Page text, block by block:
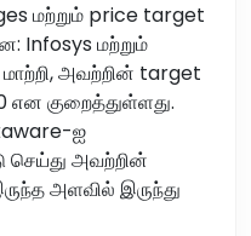
மற்றும் price target
Infosys மற்றும்
மாற்றி, அவற்றின் target
என குறைத்துள்ளது.
ஐ
செய்து அவற்றின்
அளவில் இருந்து